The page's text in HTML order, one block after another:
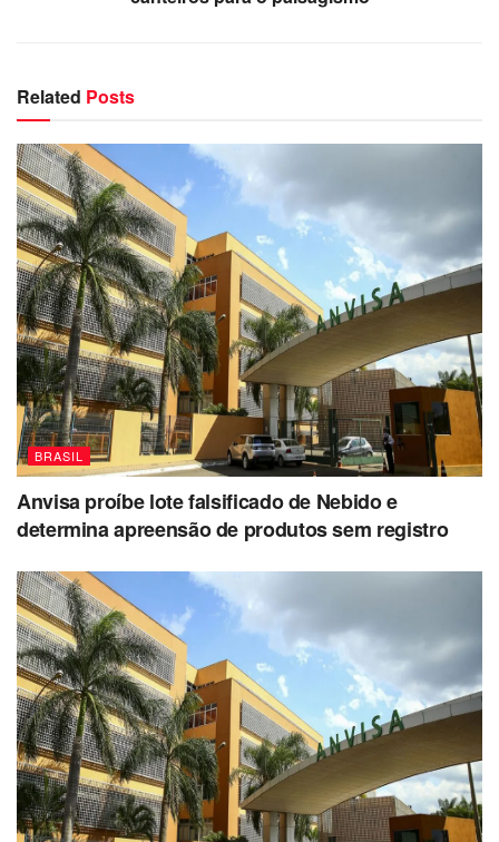
Related Posts
BRASIL
Anvisa proíbe lote falsificado de Nebido e
determina apreensão de produtos sem registro